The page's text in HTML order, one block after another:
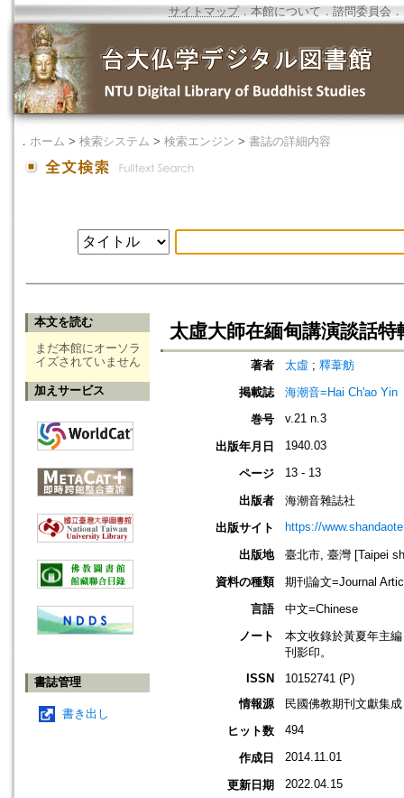
サイトマップ．本館について ． 諮問委員会 ．
． ホーム > 検索システム > 検索エンジン > 書誌の詳細内容
本文を読む
まだ本館にオーソラ
イズされていません
加えサービス
書誌管理
書き出し
太虛大師在緬甸講演談話
著者 太虛 ; 釋葦舫
掲載誌
海潮音=Hai Ch'ao Yin
巻号
v.21 n.3
出版年月日 1940.03
ページ 13 - 13
出版者
海潮音雜誌社
出版サイト
https://
出版地
臺北市, 臺灣 [Taipei
資料の種類
期刊論文=Journal
言語
中文=Chinese
ノート
本文收錄於黃夏年主
刊影印。
ISSN
10152741 (P)
情報源
民國佛教期刊文獻集
ヒット数
494
作成日 2014.11.01
更新日期 2022.04.15